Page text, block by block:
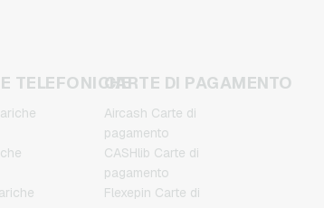
TELEFONICHECARTE DI PAGAMENTO
Aircash Carte di
pagamento
CASHlib Carte di
pagamento
Flexepin Carte di